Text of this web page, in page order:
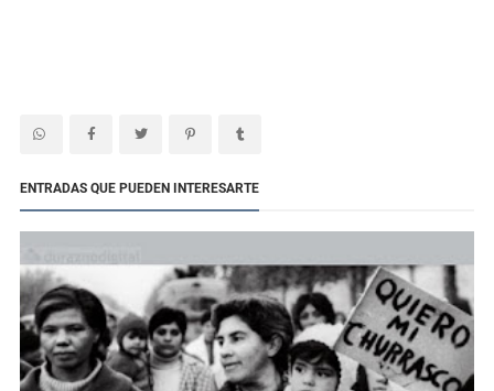
ENTRADAS QUE PUEDEN INTERESARTE